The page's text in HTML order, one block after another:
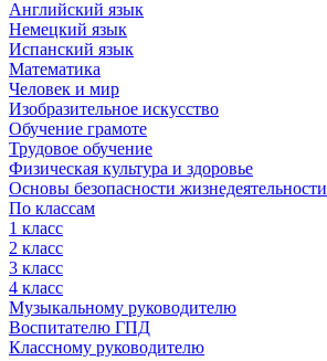
Английский язык
Немецкий язык
Испанский язык
Математика
Человек и мир
Изобразительное искусство
Обучение грамоте
Трудовое обучение
Физическая культура и здоровье
Основы безопасности жизнедеятельности
По классам
1 класс
2 класс
3 класс
4 класс
Музыкальному руководителю
Воспитателю ГПД
Классному руководителю